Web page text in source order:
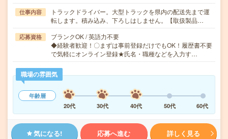
仕事内容
トラックドライバー。大型トラックを県内の配送先まで運
転します。積み込み、下ろしはしません。【取扱製品…
応募資格
ブランクOK / 英語力不要
◆経験者歓迎！〇まずは事前登録だけでもOK！履歴書不要
で気軽にオンライン登録★氏名・職種などを入力す…
職場の雰囲気
年齢層
20代
30代 40代 50代 60代
気になる! 応募へ進む 詳しく見る